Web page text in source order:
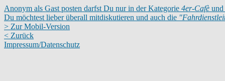
Anonym als Gast posten darfst Du nur in der Kategorie 4er-Cafè und
Du möchtest lieber überall mitdiskutieren und auch die
> Zur Mobil-Version
< Zurück
Impressum/Datenschutz